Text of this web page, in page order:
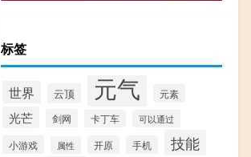
标签
世界 云顶 元气 元素
光芒 剑网 卡丁车 可以通过
小游戏 属性 开原 手机 技能